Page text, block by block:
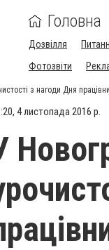
Головна
Дозвілля
Фотозвіти
з нагоди Дня
4 листопада 2016 р.